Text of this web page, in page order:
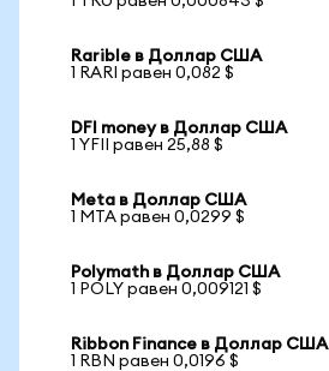
Rarible в Доллар США
1 RARI равен 0,082 $
DFI money в Доллар США
1 YFII равен 25,88 $
Meta в Доллар США
1 MTA равен 0,0299 $
Polymath в Доллар США
1 POLY равен 0,009121 $
Ribbon Finance в Доллар США
1 RBN равен 0,0196 $